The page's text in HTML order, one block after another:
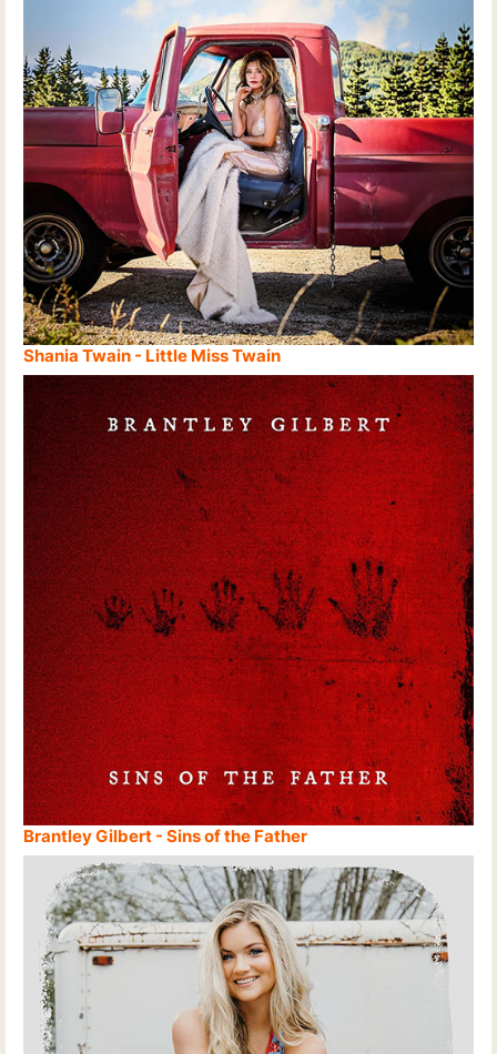
Shania Twain - Little Miss Twain
Brantley Gilbert - Sins of the Father